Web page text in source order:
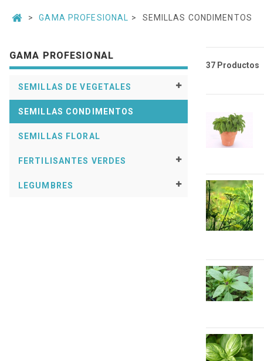
GAMA PROFESIONAL SEMILLAS CONDIMENTOS
GAMA PROFESIONAL
SEMILLAS DE VEGETALES
SEMILLAS CONDIMENTOS
SEMILLAS FLORAL
FERTILISANTES VERDES
LEGUMBRES
37 Productos